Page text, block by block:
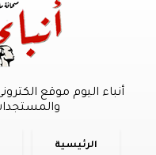
أنباء اليوم موقع
الرئيسية